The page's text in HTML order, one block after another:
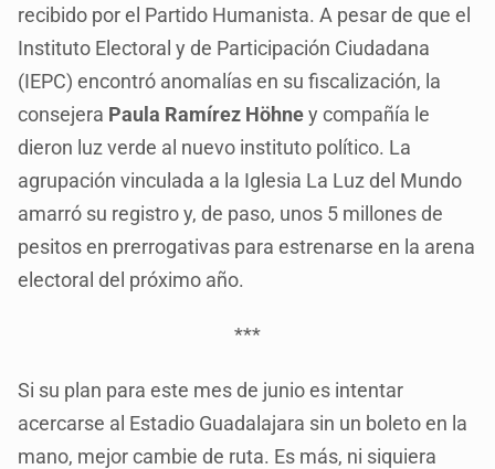
recibido por el Partido Humanista. A pesar de que el
Instituto Electoral y de Participación Ciudadana
(IEPC) encontró anomalías en su fiscalización, la
consejera Paula Ramírez Höhney compañía le
dieron luz verde al nuevo instituto político. La
agrupación vinculada a la Iglesia La Luz del Mundo
amarró su registro y, de paso, unos 5 millones de
pesitos en prerrogativas para estrenarse en la arena
electoral del próximo año.
***
Si su plan para este mes de junio es intentar
acercarse al Estadio Guadalajara sin un boleto en la
mano, mejor cambie de ruta. Es más, ni siquiera